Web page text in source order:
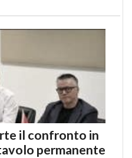
il confronto in
permanente